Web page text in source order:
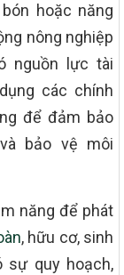
hoặc năng
nông nghiệp
nguồn lực tài
các chính
để đảm bảo
bảo vệ môi
năng để phát
, hữu cơ, sinh
sự quy hoạch,